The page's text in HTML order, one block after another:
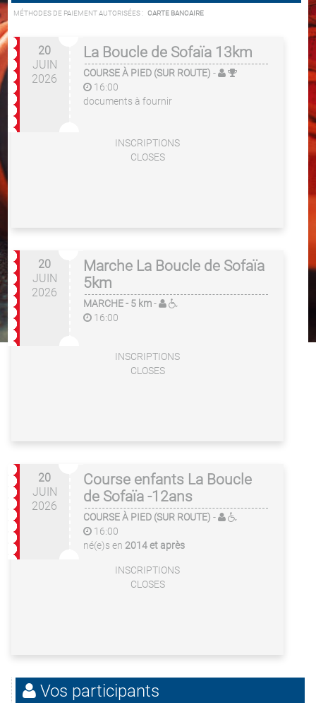
MÉTHODES DE PAIEMENT AUTORISÉES : CARTE BANCAIRE
20
JUIN
2026
La Boucle de Sofaïa 13km
COURSE À PIED (SUR ROUTE) -
16:00
documents à fournir
INSCRIPTIONS
CLOSES
20
JUIN
2026
Marche La Boucle de Sofaïa
5km
MARCHE- 5 km-
16:00
INSCRIPTIONS
CLOSES
20
JUIN
2026
Course enfants La Boucle
de Sofaïa -12ans
COURSE À PIED (SUR ROUTE) -
16:00
né(e)s en 2014 et après
INSCRIPTIONS
CLOSES
Vos participants